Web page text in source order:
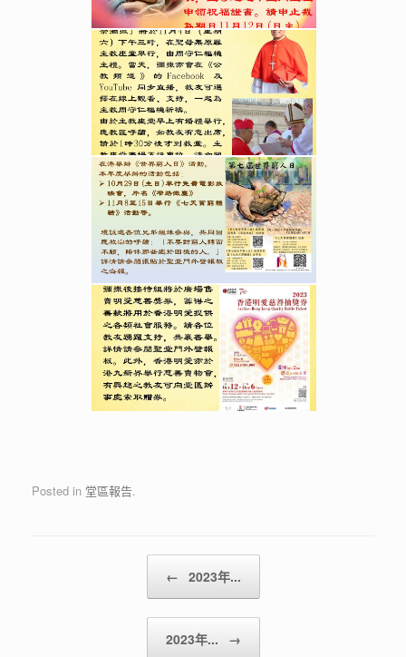
Posted in 堂區報告.
Post navigation
← 2023年...
2023年... →